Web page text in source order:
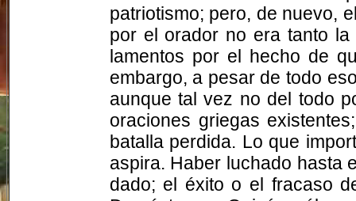
patriotismo; pero, de nuevo,
por el orador no era tanto
lamentos por el hecho de
embargo, a pesar de todo
aunque tal vez no del todo
oraciones griegas
batalla perdida. Lo que
aspira. Haber luchado hasta
dado; el éxito o el fracaso